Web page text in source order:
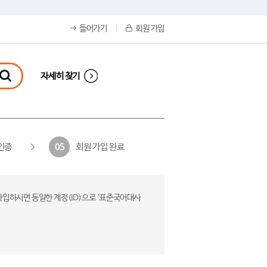
들어가기 회원 가입
자세히 찾기
증 05 회원 가입 완료
하시면 동일한 계정(ID)으로 ‘표준국어대사